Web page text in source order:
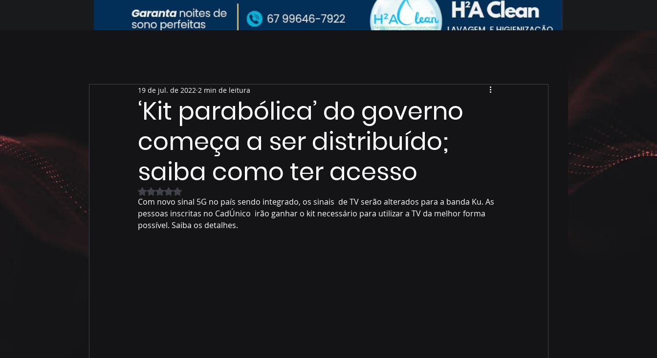
‘Kit parabólica’ do governo
começa a ser distribuído;
saiba como ter acesso
19 de jul. de 2022 2 min de leitura
Avaliado com NaN de 5 estrelas.
Com novo sinal 5G no país sendo integrado, os sinais  de TV serão alterados para a banda Ku. As
pessoas inscritas no CadÚnico  irão ganhar o kit necessário para utilizar a TV da melhor forma
possível. Saiba os detalhes.